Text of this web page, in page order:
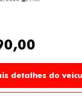
detalhes do